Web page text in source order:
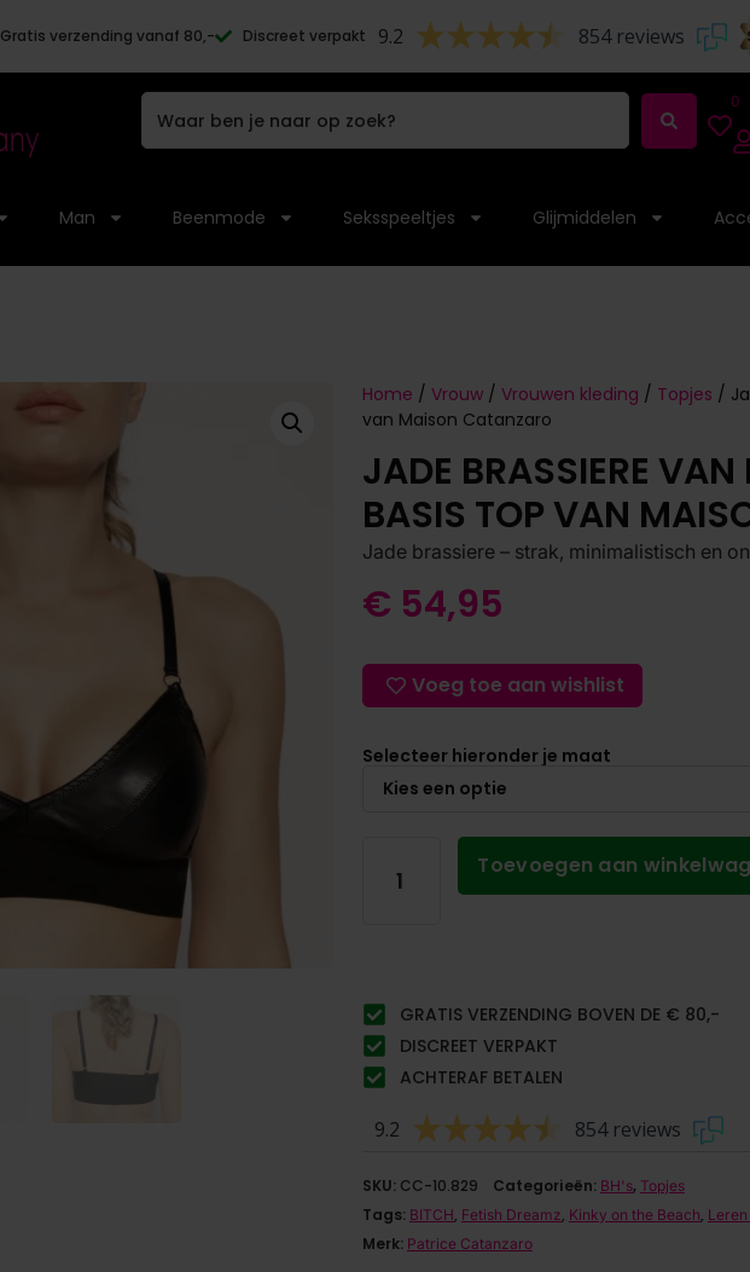
Gratis verzending vanaf 80,- Discreet verpakt 9.2 854 reviews
0
Man Beenmode Seksspeeltjes Glijmiddelen
Home / Vrouw/ Vrouwen kleding / Topjes /
van Maison Catanzaro
JADE BRASSIERE VAN
BASIS TOP VAN
Jade brassiere – strak, minimalistisch en
€ 54,95
Voeg toe aan wishlist
Selecteer hieronder je maat
Toevoegen aan
GRATIS VERZENDING BOVEN DE € 80,-
DISCREET VERPAKT
ACHTERAF BETALEN
9.2 854 reviews
SKU: CC-10.829 Categorieën: BH's, Topjes
Tags: BITCH, Fetish Dreamz, Kinky on the Beach,
Merk: Patrice Catanzaro